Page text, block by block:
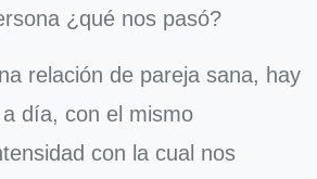
¿qué nos pasó?
relación de pareja sana, hay
día, con el mismo
con la cual nos